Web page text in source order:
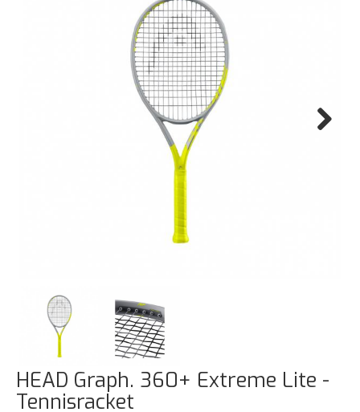
HEAD Graph. 360+ Extreme Lite -
Tennisracket